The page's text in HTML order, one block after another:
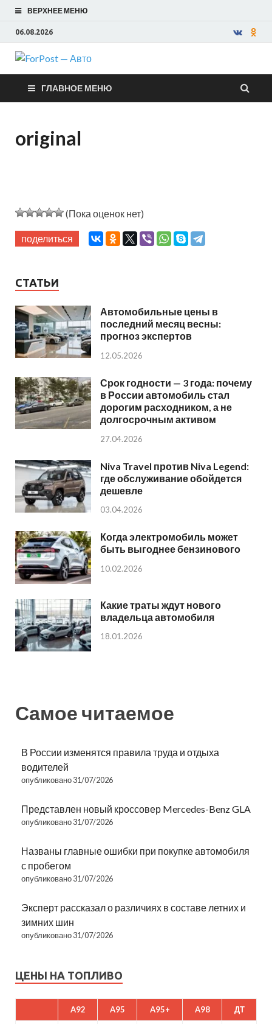
ВЕРХНЕЕ МЕНЮ
06.08.2026
ForPost —
Авто
ГЛАВНОЕ МЕНЮ
original
(Пока оценок нет)
поделиться
СТАТЬИ
Автомобильные цены в
последний месяц весны:
прогноз экспертов
12.05.2026
Срок годности — 3 года: почему
в России автомобиль стал
дорогим расходником, а не
долгосрочным активом
27.04.2026
Niva Travel против Niva Legend:
где обслуживание обойдется
дешевле
03.04.2026
Когда электромобиль может
быть выгоднее бензинового
10.02.2026
Какие траты ждут нового
владельца автомобиля
18.01.2026
Самое читаемое
В России изменятся правила труда и отдыха
водителей
опубликовано 31/07/2026
Представлен новый кроссовер Mercedes-Benz GLA
опубликовано 31/07/2026
Названы главные ошибки при покупке автомобиля
с пробегом
опубликовано 31/07/2026
Эксперт рассказал о различиях в составе летних и
зимних шин
опубликовано 31/07/2026
ЦЕНЫ НА ТОПЛИВО
A92 A95 A95+ A98 ДТ